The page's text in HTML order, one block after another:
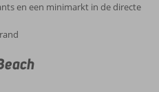
en een minimarkt in de directe